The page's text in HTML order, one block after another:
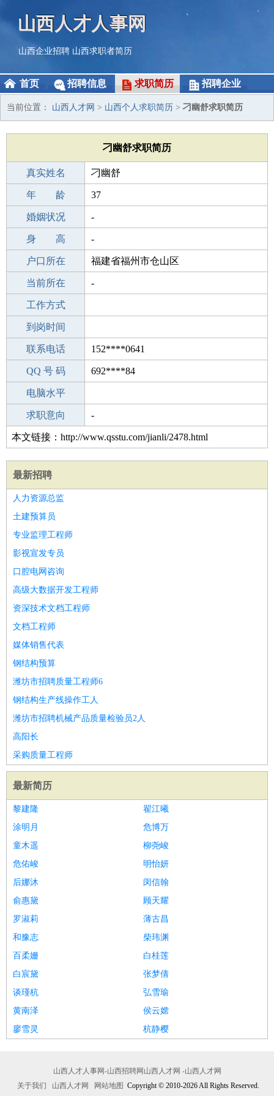
山西人才人事网
山西企业招聘 山西求职者简历
首页 招聘信息 求职简历 招聘企业
当前位置： 山西人才网 > 山西个人求职简历 > 刁幽舒求职简历
刁幽舒求职简历
真实姓名 刁幽舒
性 别 女
年 龄 37
出生年月 1989-05-16
婚姻状况 -
学 历 成人教育
身 高 -
毕业学校 福州职工大学
户口所在 福建省福州市仓山区
所学专业 -
当前所在 -
工作经验
工作方式
驾 照
到岗时间
期望月薪
联系电话 152****0641
手机号码 152****0641
QQ 号 码 692****84
微信号码
电脑水平
外语水平
求职意向 -
本文链接：http://www.qsstu.com/jianli/2478.html
最新招聘
人力资源总监
土建预算员
专业监理工程师
影视宣发专员
口腔电网咨询
高级大数据开发工程师
资深技术文档工程师
文档工程师
媒体销售代表
钢结构预算
潍坊市招聘质量工程师6
钢结构生产线操作工人
潍坊市招聘机械产品质量检验员2人
高阳长
采购质量工程师
最新简历
黎建隆
翟江曦
涂明月
危博万
童木遥
柳尧峻
危佑峻
明怡妍
后娜沐
闵信翰
俞惠黛
顾天耀
罗淑莉
薄古昌
和豫志
柴玮渊
百柔姗
白桂莲
白宸黛
张梦倩
谈瑾杭
弘雪瑜
黄南泽
侯云嫦
廖雪灵
杭静樱
山西人才人事网-山西招聘网山西人才网 -山西人才网
关于我们
山西人才网 网站地图 Copyright © 2010-2026 All Rights Reserved.